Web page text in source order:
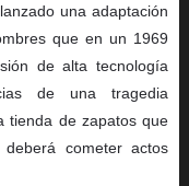
una adaptación
que en un 1969
de alta tecnología
de una tragedia
tienda de zapatos que
cometer actos